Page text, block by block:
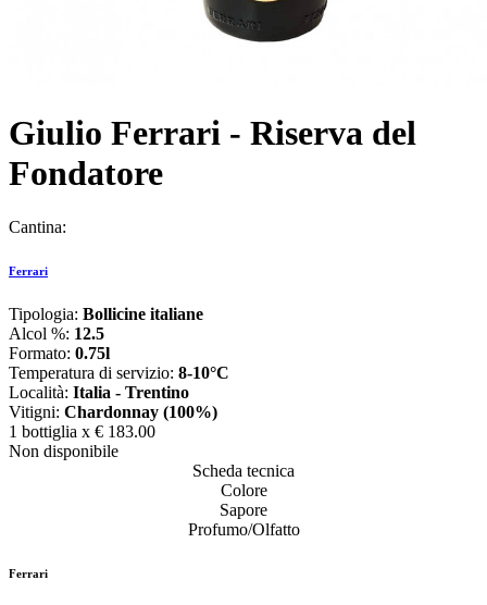
Giulio Ferrari - Riserva del
Fondatore
Cantina:
Ferrari
Tipologia: Bollicine italiane
Alcol %: 12.5
Formato: 0.75l
Temperatura di servizio: 8-10°C
Località: Italia - Trentino
Vitigni: Chardonnay (100%)
1 bottiglia x € 183.00
Non disponibile
Scheda tecnica
Colore
Sapore
Profumo/Olfatto
Ferrari